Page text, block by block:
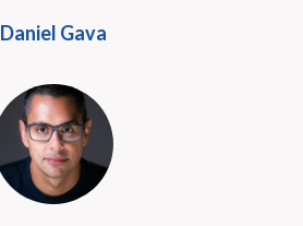
Daniel Gava